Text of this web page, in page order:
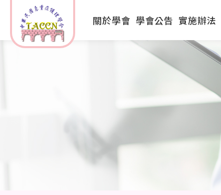
關於學會 學會公告 實施辦法